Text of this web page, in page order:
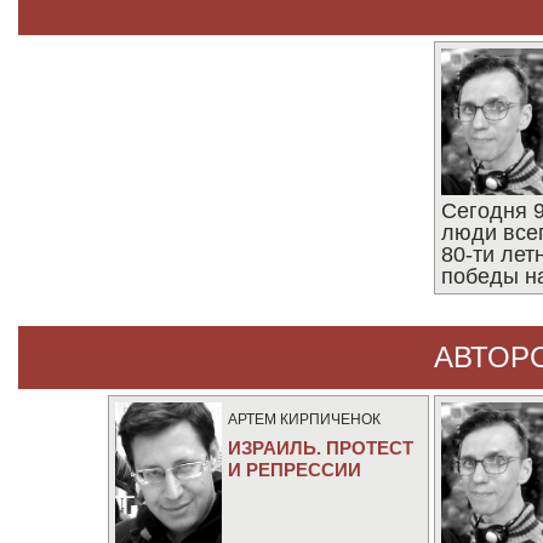
Сегодня
люди
80-ти
победы
АРТЕМ КИРПИЧЕНОК
ИЗРАИЛЬ. ПРОТЕСТ
И РЕПРЕССИИ